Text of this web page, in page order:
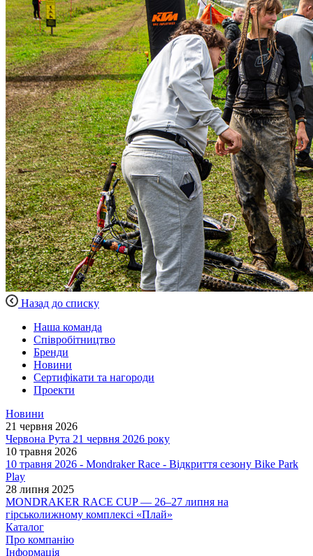
Назад до списку
Наша команда
Співробітництво
Бренди
Новини
Сертифікати та нагороди
Проекти
Новини
21 червня 2026
Червона Рута 21 червня 2026 року
10 травня 2026
10 травня 2026 - Mondraker Race - Відкриття сезону Bike Park
Play
28 липня 2025
MONDRAKER RACE CUP — 26–27 липня на
гірськолижному комплексі «Плай»
Каталог
Про компанію
Інформація